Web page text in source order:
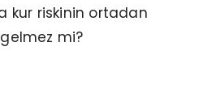
kur riskinin ortadan
gelmez mi?